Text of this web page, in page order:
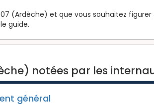
(Ardèche) et que vous souhaitez
guide.
notées par les
général